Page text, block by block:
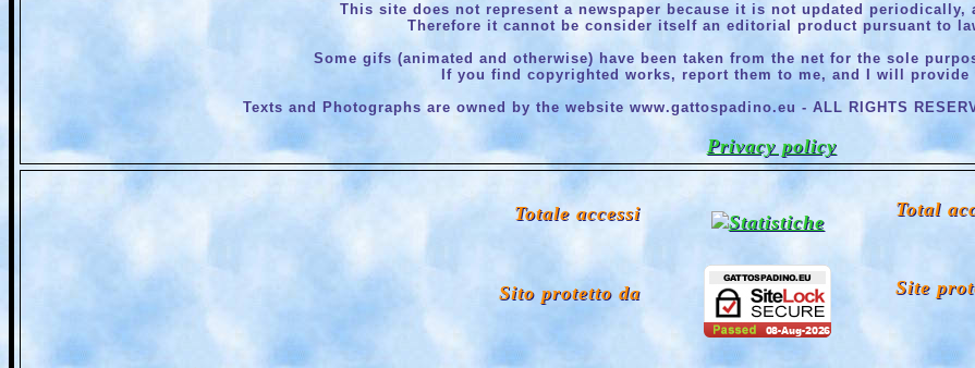
This site does not represent a newspaper because it is not updated
Therefore it cannot be consider itself an editorial product pursuant to
Some gifs (animated and otherwise) have been taken from the net for the sole
If you find copyrighted works, report them to me, and I will provide
Texts and Photographs are owned by the website www.gattospadino.eu - ALL RIGHTS
Privacy policy
Totale accessi Total
Sito protetto da Site